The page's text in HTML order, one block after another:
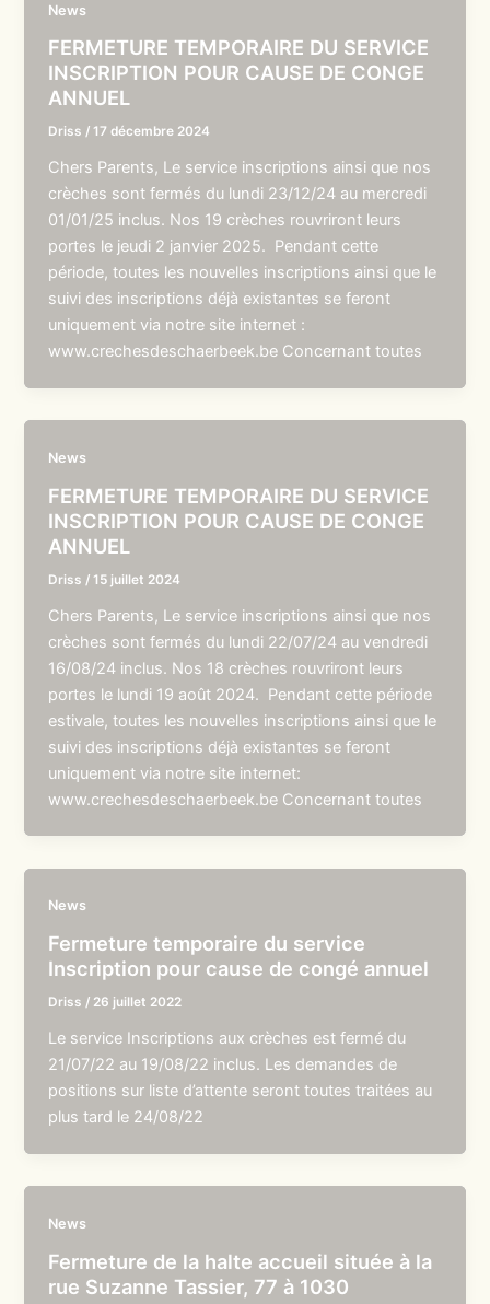
News
FERMETURE TEMPORAIRE DU SERVICE
INSCRIPTION POUR CAUSE DE CONGE
ANNUEL
Driss /17 décembre 2024
Chers Parents, Le service inscriptions ainsi que nos
crèches sont fermés du lundi 23/12/24 au mercredi
01/01/25 inclus. Nos 19 crèches rouvriront leurs
portes le jeudi 2 janvier 2025. Pendant cette
période, toutes les nouvelles inscriptions ainsi que le
suivi des inscriptions déjà existantes se feront
uniquement via notre site internet :
www.crechesdeschaerbeek.be Concernant toutes
News
FERMETURE TEMPORAIRE DU SERVICE
INSCRIPTION POUR CAUSE DE CONGE
ANNUEL
Driss /15 juillet 2024
Chers Parents, Le service inscriptions ainsi que nos
crèches sont fermés du lundi 22/07/24 au vendredi
16/08/24 inclus. Nos 18 crèches rouvriront leurs
portes le lundi 19 août 2024. Pendant cette période
estivale, toutes les nouvelles inscriptions ainsi que le
suivi des inscriptions déjà existantes se feront
uniquement via notre site internet:
www.crechesdeschaerbeek.be Concernant toutes
News
Fermeture temporaire du service
Inscription pour cause de congé annuel
Driss / 26 juillet 2022
Le service Inscriptions aux crèches est fermé du
21/07/22 au 19/08/22 inclus. Les demandes de
positions sur liste d’attente seront toutes traitées au
plus tard le 24/08/22
News
Fermeture de la halte accueil située à la
rue Suzanne Tassier, 77 à 1030